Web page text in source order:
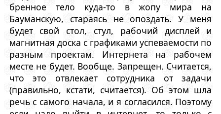
бренное тело куда-то в жопу мира на
Бауманскую, стараясь не опоздать. У меня
будет свой стол, стул, рабочий дисплей и
магнитная доска с графиками успеваемости по
разным проектам. Интернета на рабочем
месте не будет. Вообще. Запрещен. Считается,
что это отвлекает сотрудника от задачи
(правильно, кстати, считается). Об этом шла
речь с самого начала, и я согласился. Поэтому